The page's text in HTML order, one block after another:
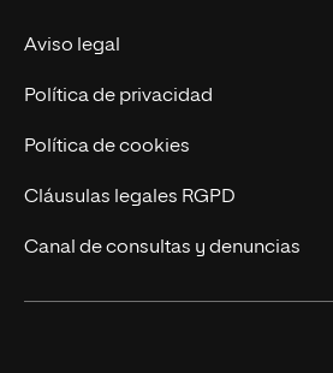
Actualidad
Contáctanos
Aviso legal
Política de privacidad
Política de cookies
Cláusulas legales RGPD
Canal de consultas y denuncias